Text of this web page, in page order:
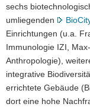
sechs
umliegenden
Einrichtungen (u.a.
Immunologie IZI,
Anthropologie),
integrative
errichtete Gebäude
dort eine hohe